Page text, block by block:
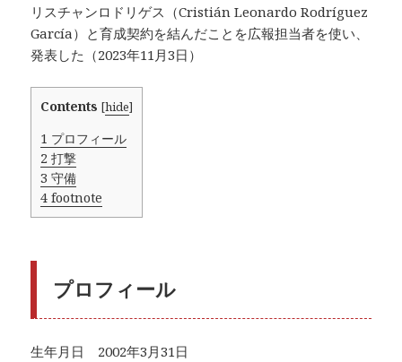
リスチャンロドリゲス（Cristián Leonardo Rodríguez
García）と育成契約を結んだことを広報担当者を使い、
発表した（2023年11月3日）
Contents [hide]
1 プロフィール
2 打撃
3 守備
4 footnote
プロフィール
生年月日 2002年3月31日